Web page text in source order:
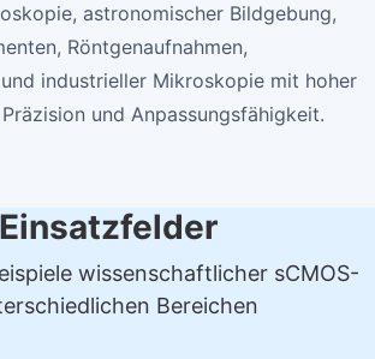
astronomischer Bildgebung,
Röntgenaufnahmen,
industrieller Mikroskopie mit hoher
und Anpassungsfähigkeit.
wissenschaftlicher sCMOS-
Bereichen